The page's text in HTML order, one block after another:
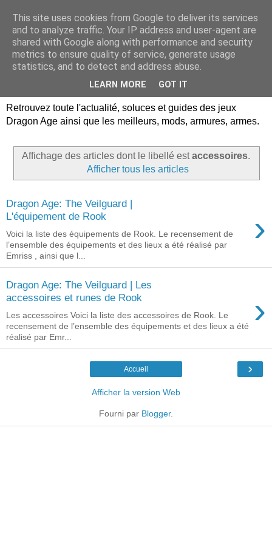
Dragon Age Univers :
Guides, soluces, infos sur
les jeux Dragon Age.
Retrouvez toute l'actualité, soluces et guides des jeux
Dragon Age ainsi que les meilleurs, mods, armures, armes.
Affichage des articles dont le libellé estaccessoires.
Afficher tous les articles
Dragon Age: The Veilguard |
L'équipement de Rook
›
Voici la liste des équipements de Rook. Le recensement de
l’ensemble des équipements et des lieux a été réalisé par
Emriss , ainsi que l...
Dragon Age: The Veilguard | Les
accessoires et runes de Rook
›
Les accessoires Voici la liste des accessoires de Rook. Le
recensement de l’ensemble des équipements et des lieux a été
réalisé par Emr...
›
Accueil
Afficher la version Web
Fourni par Blogger.
This site uses cookies from Google to deliver its services
and to analyze traffic. Your IP address and user-agent are
shared with Google along with performance and security
metrics to ensure quality of service, generate usage
statistics, and to detect and address abuse.
LEARN MORE GOT IT